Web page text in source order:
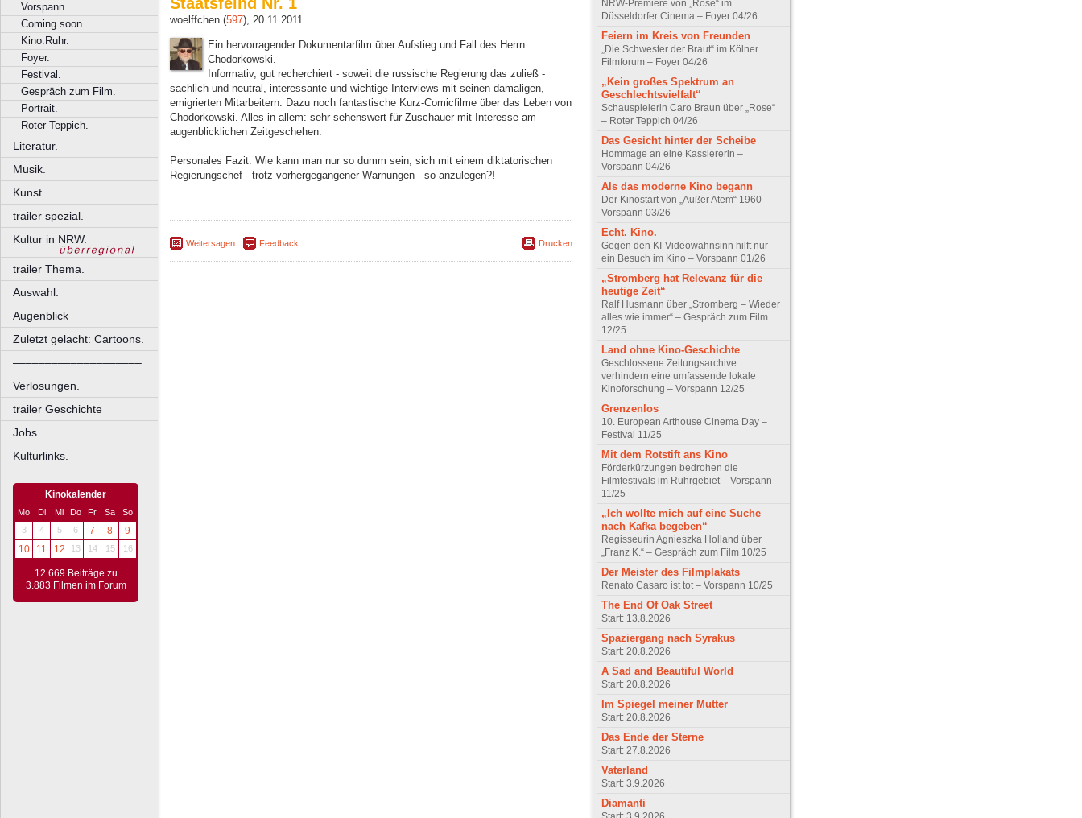
Vorspann.
Coming soon.
Kino.Ruhr.
Foyer.
Festival.
Gespräch zum Film.
Portrait.
Roter Teppich.
Literatur.
Musik.
Kunst.
trailer spezial.
Kultur in NRW.
trailer Thema.
Auswahl.
Augenblick
Zuletzt gelacht: Cartoons.
––––––––––––––––––––
Verlosungen.
trailer Geschichte
Jobs.
Kulturlinks.
Kinokalender
Mo Di Mi Do Fr Sa
So
3
4 5 6 7 8
9
10
11 12 13 14 15 16
12.669 Beiträge zu
3.883 Filmen im Forum
woelffchen (597), 20.11.2011
Ein hervorragender Dokumentarfilm über Aufstieg und Fall des Herrn
Chodorkowski.
Informativ, gut recherchiert - soweit die russische Regierung das zuließ -
sachlich und neutral, interessante und wichtige Interviews mit seinen damaligen,
emigrierten Mitarbeitern. Dazu noch fantastische Kurz-Comicfilme über das Leben von
Chodorkowski. Alles in allem: sehr sehenswert für Zuschauer mit Interesse am
augenblicklichen Zeitgeschehen.
Personales Fazit: Wie kann man nur so dumm sein, sich mit einem diktatorischen
Regierungschef - trotz vorhergegangener Warnungen - so anzulegen?!
Weitersagen Feedback Drucken
NRW-Premiere von „Rose“ im
Düsseldorfer Cinema – Foyer 04/26
Feiern im Kreis von Freunden
„Die Schwester der Braut“ im Kölner
Filmforum – Foyer 04/26
„Kein großes Spektrum an
Geschlechtsvielfalt“
Schauspielerin Caro Braun über „Rose“
– Roter Teppich 04/26
Das Gesicht hinter der Scheibe
Hommage an eine Kassiererin –
Vorspann 04/26
Als das moderne Kino begann
Der Kinostart von „Außer Atem“ 1960 –
Vorspann 03/26
Echt. Kino.
Gegen den KI-Videowahnsinn hilft nur
ein Besuch im Kino – Vorspann 01/26
„Stromberg hat Relevanz für die
heutige Zeit“
Ralf Husmann über „Stromberg – Wieder
alles wie immer“ – Gespräch zum Film
12/25
Land ohne Kino-Geschichte
Geschlossene Zeitungsarchive
verhindern eine umfassende lokale
Kinoforschung – Vorspann 12/25
Grenzenlos
10. European Arthouse Cinema Day –
Festival 11/25
Mit dem Rotstift ans Kino
Förderkürzungen bedrohen die
Filmfestivals im Ruhrgebiet – Vorspann
11/25
„Ich wollte mich auf eine Suche
nach Kafka begeben“
Regisseurin Agnieszka Holland über
„Franz K.“ – Gespräch zum Film 10/25
Der Meister des Filmplakats
Renato Casaro ist tot – Vorspann 10/25
The End Of Oak Street
Start: 13.8.2026
Spaziergang nach Syrakus
Start: 20.8.2026
A Sad and Beautiful World
Start: 20.8.2026
Im Spiegel meiner Mutter
Start: 20.8.2026
Das Ende der Sterne
Start: 27.8.2026
Vaterland
Start: 3.9.2026
Diamanti